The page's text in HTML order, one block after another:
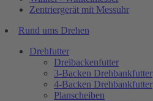
Zentriergerät mit Messuhr
Rund ums Drehen
Drehfutter
Dreibackenfutter
3-Backen Drehbankfutter
4-Backen Drehbankfutter
Planscheiben